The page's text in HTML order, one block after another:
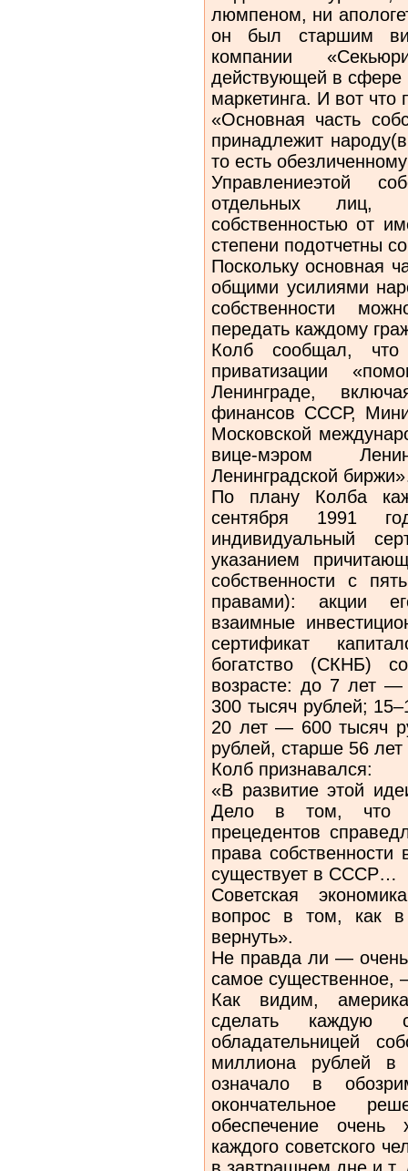
люмпеном, ни
он был старшим
компании
действующей в сфере
маркетинга. И вот что
«Основная часть
принадлежит
то есть
Управлениеэтой
отдельных лиц,
собственностью от
степени подотчетны
Поскольку основная
общими усилиями
собственности
передать каждому
Колб сообщал,
приватизации
Ленинграде,
финансов СССР,
Московской
вице-мэром
Ленинградской
По плану Колба
сентября 1991
индивидуальный
указанием
собственности с
правами): акции
взаимные
сертификат
богатство (СКНБ)
возрасте: до 7 лет
300 тысяч рублей;
20 лет — 600 тысяч
рублей, старше 56
Колб признавался:
«В развитие этой
Дело в том, что в
прецедентов
права
существует в СССР…
Советская
вопрос в том, как
вернуть».
Не правда ли —
самое
Как видим,
сделать каждую
обладательницей
миллиона рублей в
означало в
окончательное
обеспечение очень
каждого советского